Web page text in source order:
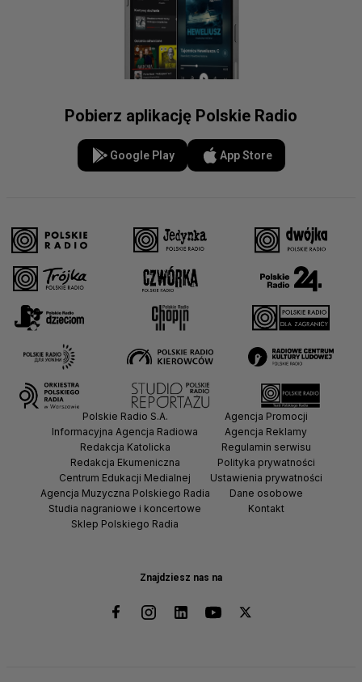
Pobierz aplikację Polskie Radio
Google Play App Store
Znajdziesz nas na
Polskie Radio S.A.
Informacyjna Agencja Radiowa
Redakcja Katolicka
Redakcja Ekumeniczna
Centrum Edukacji Medialnej
Agencja Muzyczna Polskiego Radia
Studia nagraniowe i koncertowe
Sklep Polskiego Radia
Agencja Promocji
Agencja Reklamy
Regulamin serwisu
Polityka prywatności
Ustawienia prywatności
Dane osobowe
Kontakt